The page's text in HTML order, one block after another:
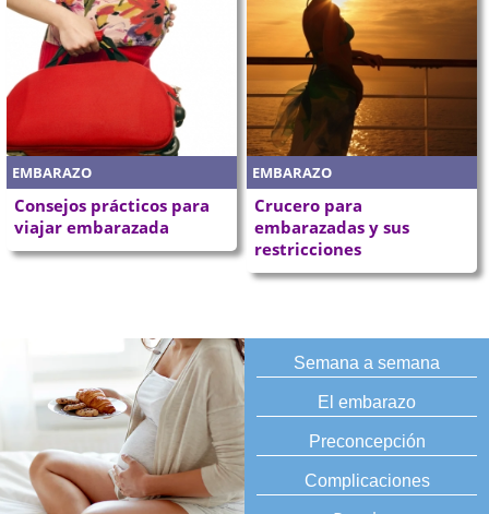
EMBARAZO
Consejos prácticos para
viajar embarazada
EMBARAZO
Crucero para
embarazadas y sus
restricciones
Semana a semana
El embarazo
Preconcepción
Complicaciones